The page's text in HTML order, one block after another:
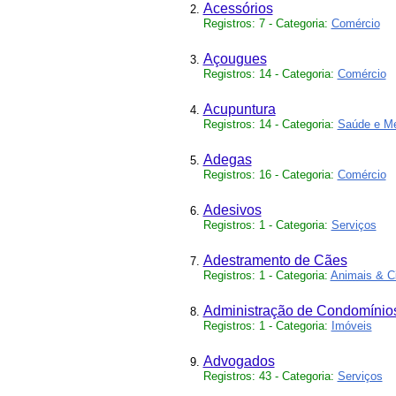
Acessórios
Registros: 7 - Categoria: Comércio
Açougues
Registros: 14 - Categoria: Comércio
Acupuntura
Registros: 14 - Categoria: Saúde e
Adegas
Registros: 16 - Categoria: Comércio
Adesivos
Registros: 1 - Categoria: Serviços
Adestramento de Cães
Registros: 1 - Categoria: Animais &
Administração de
Registros: 1 - Categoria: Imóveis
Advogados
Registros: 43 - Categoria: Serviços